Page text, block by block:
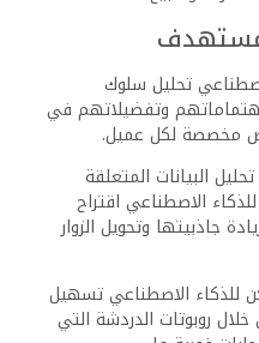
إنشاء عقود إيجار ذكية
السوقية.
الذكية تتبع المدفوعات
حدوث أي تأخير.
الذكاء الاصطناعي، إلا
تعوق تطبيقه على نطاق